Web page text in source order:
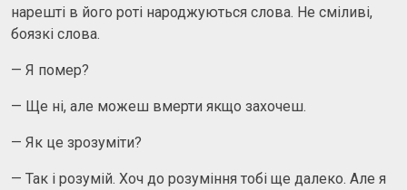
нарешті в його роті народжуються слова. Не сміливі,
боязкі слова.
— Я помер?
— Ще ні, але можеш вмерти якщо захочеш.
— Як це зрозуміти?
— Так і розумій. Хоч до розуміння тобі ще далеко. Але я